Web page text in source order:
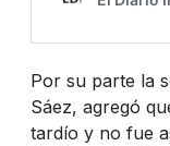
Por su parte la
Sáez, agregó
tardío y no fue